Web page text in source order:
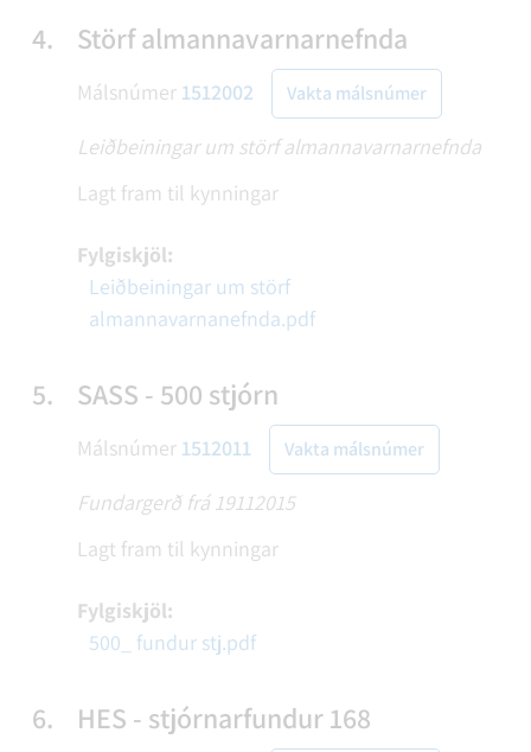
4. Störf almannavarnarnefnda
Málsnúmer 1512002 Vakta málsnúmer
Leiðbeiningar um störf almannavarnarnefnda
Lagt fram til kynningar
Fylgiskjöl:
Leiðbeiningar um störf
almannavarnanefnda.pdf
5. SASS - 500 stjórn
Málsnúmer 1512011 Vakta málsnúmer
Fundargerð frá 19112015
Lagt fram til kynningar
Fylgiskjöl:
500_ fundur stj.pdf
6. HES - stjórnarfundur 168